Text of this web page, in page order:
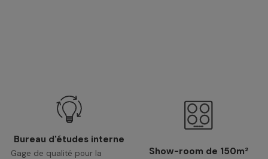
Bureau d'études interne
Gage de qualité pour la
Show-room de 150m²